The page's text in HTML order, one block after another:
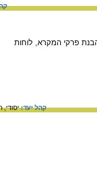
פרקי המקרא, לוחות
קהל יעד:יסודי,